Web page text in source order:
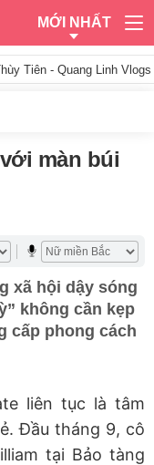
MỚI NHẤT
Tiên - Quang Linh
màn búi
xã hội dậy sóng
không cần kẹp
cấp phong cách
liên tục là tâm
Đầu tháng 9, cô
tại Bảo tàng